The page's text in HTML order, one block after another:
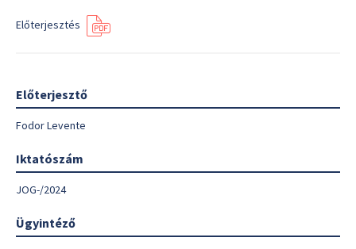
Előterjesztés
Előterjesztő
Fodor Levente
Iktatószám
JOG-/2024
Ügyintéző